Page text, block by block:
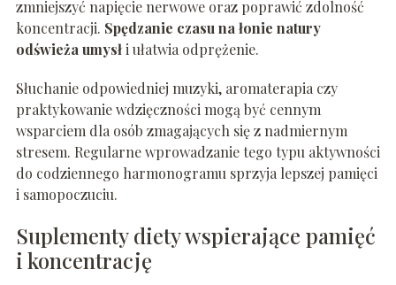
zmniejszyć napięcie nerwowe oraz poprawić zdolność
koncentracji. Spędzanie czasu na łonie natury
odświeża umysłi ułatwia odprężenie.
Słuchanie odpowiedniej muzyki, aromaterapia czy
praktykowanie wdzięczności mogą być cennym
wsparciem dla osób zmagających się z nadmiernym
stresem. Regularne wprowadzanie tego typu aktywności
do codziennego harmonogramu sprzyja lepszej pamięci
i samopoczuciu.
Suplementy diety wspierające pamięć
i koncentrację